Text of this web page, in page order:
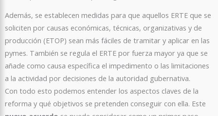
Además, se establecen medidas para que aquellos ERTE que se
soliciten por causas económicas, técnicas, organizativas y de
producción (ETOP) sean más fáciles de tramitar y aplicar en las
pymes. También se regula el ERTE por fuerza mayor ya que se
añade como causa específica el impedimento o las limitaciones
a la actividad por decisiones de la autoridad gubernativa.
Con todo esto podemos entender los aspectos claves de la
reforma y qué objetivos se pretenden conseguir con ella. Este